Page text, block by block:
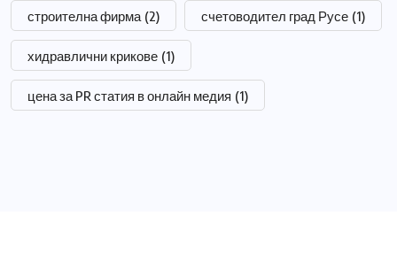
строителна фирма (2) счетоводител град Русе (1)
хидравлични крикове (1)
цена за PR статия в онлайн медия (1)